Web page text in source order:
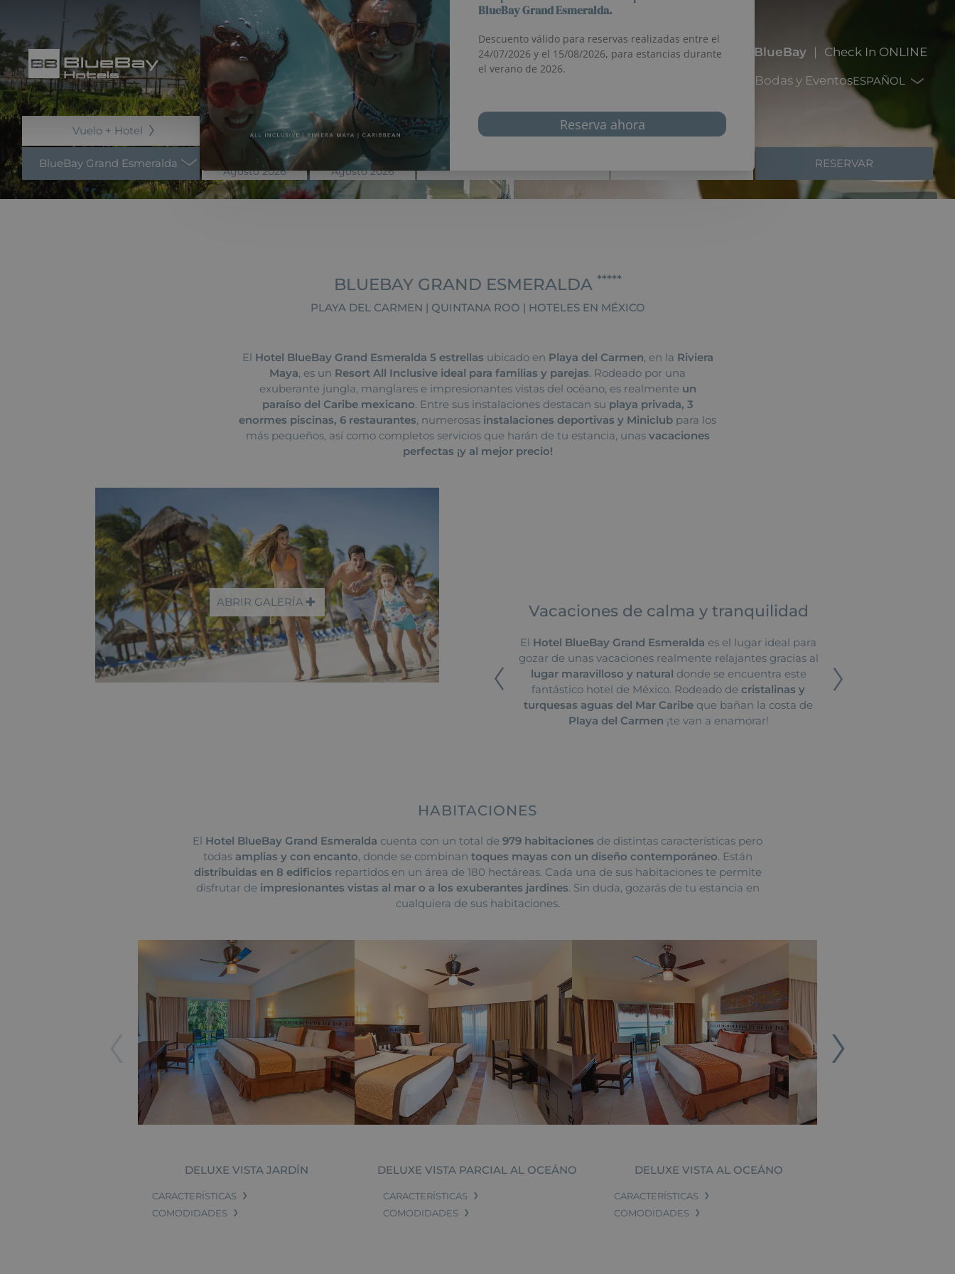
+34 911 45 51 63 (24/7) BlueBay
Check In ONLINE
Bodas y EventosESPAÑOL
Vuelo + Hotel
BlueBay Grand Esmeralda
Agosto 2026
07
Agosto 2026
RESERVAR
BLUEBAY GRAND ESMERALDA *****
PLAYA DEL CARMEN | QUINTANA ROO | HOTELES EN MÉXICO
El Hotel BlueBay Grand Esmeralda 5 estrellas ubicado en Playa del Carmen, en la Riviera
Maya, es un Resort All Inclusive ideal para familias y parejas. Rodeado por una
exuberante jungla, manglares e impresionantes vistas del océano, es realmente un
paraíso del Caribe mexicano. Entre sus instalaciones destacan su playa privada, 3
enormes piscinas, 6 restaurantes, numerosas instalaciones deportivas y Miniclub para los
más pequeños, así como completos servicios que harán de tu estancia, unas vacaciones
perfectas ¡y al mejor precio!
ABRIR GALERÍA ABRIR GALERÍA
Vacaciones de calma y tranquilidad
El Hotel BlueBay Grand Esmeralda es el lugar ideal para
gozar de unas vacaciones realmente relajantes gracias al
lugar maravilloso y natural donde se encuentra este
fantástico hotel de México. Rodeado decristalinas y
turquesas aguas del Mar Caribe que bañan la costa de
Playa del Carmen ¡te van a enamorar!
HABITACIONES
El Hotel BlueBay Grand Esmeralda cuenta con un total de 979 habitaciones de distintas características pero
todas amplias y con encanto, donde se combinan toques mayas con un diseño contemporáneo. Están
distribuidas en 8 edificios repartidos en un área de 180 hectáreas. Cada una de sus habitaciones te permite
disfrutar de impresionantes vistas al mar o a los exuberantes jardines. Sin duda, gozarás de tu estancia en
cualquiera de sus habitaciones.
DELUXE VISTA JARDÍN
CARACTERÍSTICAS
COMODIDADES
DELUXE VISTA PARCIAL AL OCEÁNO
CARACTERÍSTICAS
COMODIDADES
DELUXE VISTA AL OCEÁNO
CARACTERÍSTICAS
COMODIDADES